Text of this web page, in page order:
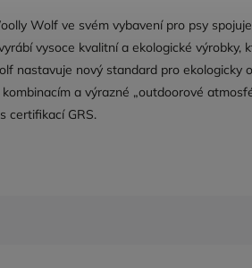
Wolf ve svém vybavení pro psy
vysoce kvalitní a ekologické
nastavuje nový standard pro ekologicky
a výrazné „outdoorové
certifikací GRS.